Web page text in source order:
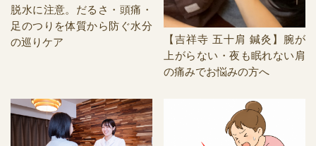
脱水に注意。だるさ・頭痛・
足のつりを体質から防ぐ水分
の巡りケア
【吉祥寺 五十肩 鍼灸】腕が
上がらない・夜も眠れない肩
の痛みでお悩みの方へ